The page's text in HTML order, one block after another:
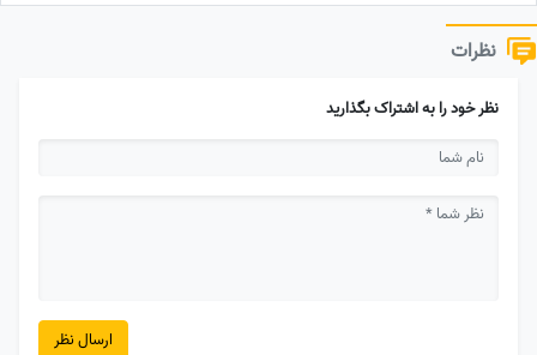
نظرات
نظر خود را به اشتراک بگذارید
ارسال نظر